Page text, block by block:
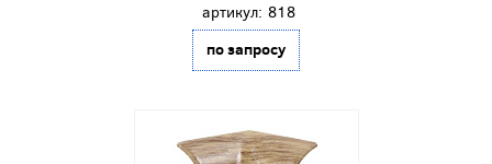
артикул: 818
по запросу